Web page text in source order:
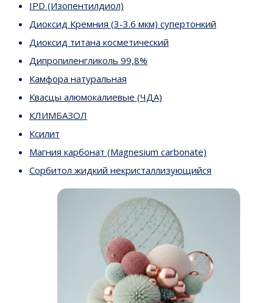
IPD (Изопентилдиол)
Диоксид Кремния (3-3.6 мкм) супертонкий
Диоксид титана косметический
Дипропиленгликоль 99,8%
Камфора натуральная
Квасцы алюмокалиевые (ЧДА)
КЛИМБАЗОЛ
Ксилит
Магния карбонат (Magnesium carbonate)
Сорбитол жидкий некристаллизующийся